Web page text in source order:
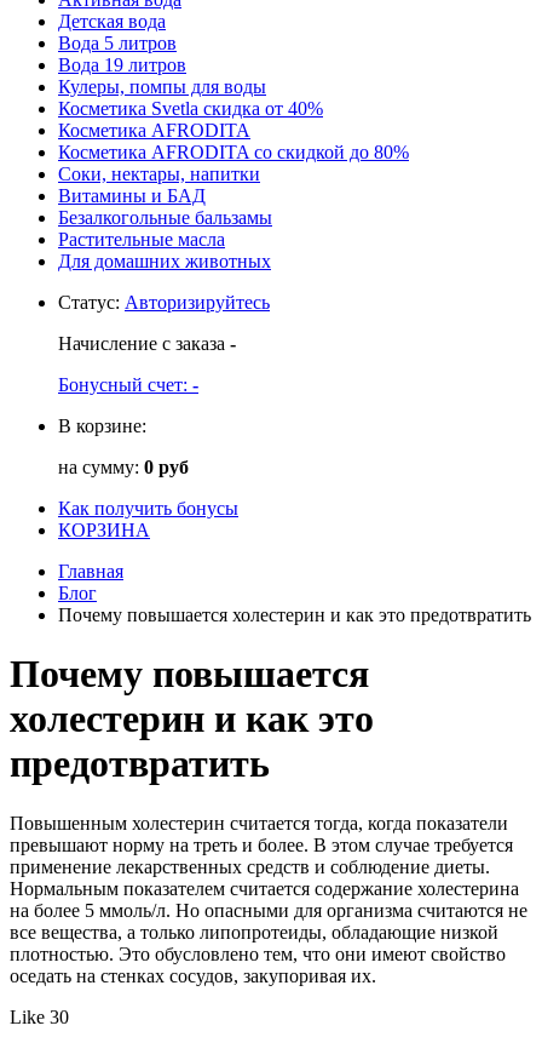
Детская вода
Вода 5 литров
Вода 19 литров
Кулеры, помпы для воды
Косметика Svetla скидка от 40%
Косметика AFRODITA
Косметика AFRODITA со скидкой до 80%
Соки, нектары, напитки
Витамины и БАД
Безалкогольные бальзамы
Растительные масла
Для домашних животных
Статус: Авторизируйтесь
Начисление с заказа -
Бонусный счет: -
В корзине:
на сумму: 0 руб
Как получить бонусы
КОРЗИНА
Главная
Блог
Почему повышается холестерин и как это предотвратить
Почему повышается
холестерин и как это
предотвратить
Повышенным холестерин считается тогда, когда показатели
превышают норму на треть и более. В этом случае требуется
применение лекарственных средств и соблюдение диеты.
Нормальным показателем считается содержание холестерина
на более 5 ммоль/л. Но опасными для организма считаются не
все вещества, а только липопротеиды, обладающие низкой
плотностью. Это обусловлено тем, что они имеют свойство
оседать на стенках сосудов, закупоривая их.
Like 30